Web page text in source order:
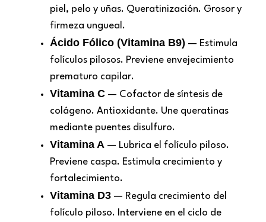
piel, pelo y uñas. Queratinización. Grosor y
firmeza ungueal.
Ácido Fólico (Vitamina B9) — Estimula
folículos pilosos. Previene envejecimiento
prematuro capilar.
Vitamina C — Cofactor de síntesis de
colágeno. Antioxidante. Une queratinas
mediante puentes disulfuro.
Vitamina A — Lubrica el folículo piloso.
Previene caspa. Estimula crecimiento y
fortalecimiento.
Vitamina D3 — Regula crecimiento del
folículo piloso. Interviene en el ciclo de